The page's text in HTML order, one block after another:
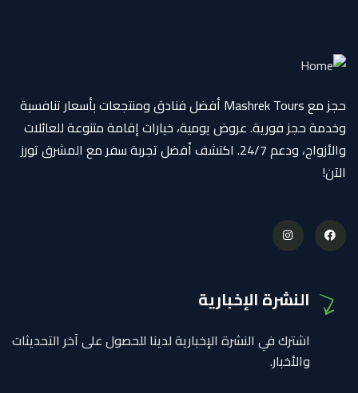
حجز مع Mashrek Tours أفضل فنادق ومنتجعات بأسعار تنافسية
وخدمة حجز فورية. عروض يومية، خيارات إقامة متنوعة للعائلات
والأزواج، ودعم 24/7. اكتشف أفضل تجربة سفر مع المشرق تورز
الآن!
النشرة الإخبارية
اشترك في النشرة الإخبارية لدينا للحصول على آخر التحديثات
والأخبار.